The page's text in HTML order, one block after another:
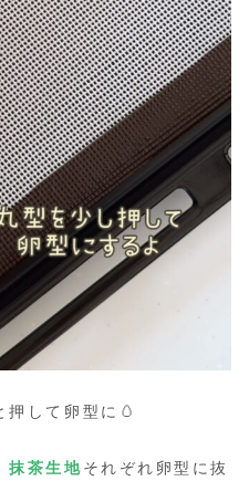
押して卵型に🥚
、抹茶生地それぞれ卵型に抜